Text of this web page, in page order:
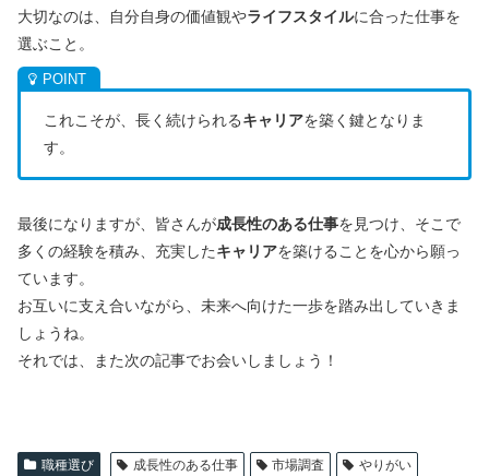
大切なのは、自分自身の価値観やライフスタイルに合った仕事を
選ぶこと。
これこそが、長く続けられるキャリアを築く鍵となりま
す。
最後になりますが、皆さんが成長性のある仕事を見つけ、そこで
多くの経験を積み、充実したキャリアを築けることを心から願っ
ています。
お互いに支え合いながら、未来へ向けた一歩を踏み出していきま
しょうね。
それでは、また次の記事でお会いしましょう！
職種選び 成長性のある仕事 市場調査
やりがい